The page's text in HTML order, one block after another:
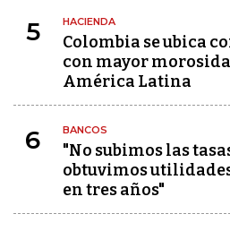
5 HACIENDA
Colombia se ubica
con mayor
América Latina
6 BANCOS
"No subimos las
obtuvimos
en tres años"